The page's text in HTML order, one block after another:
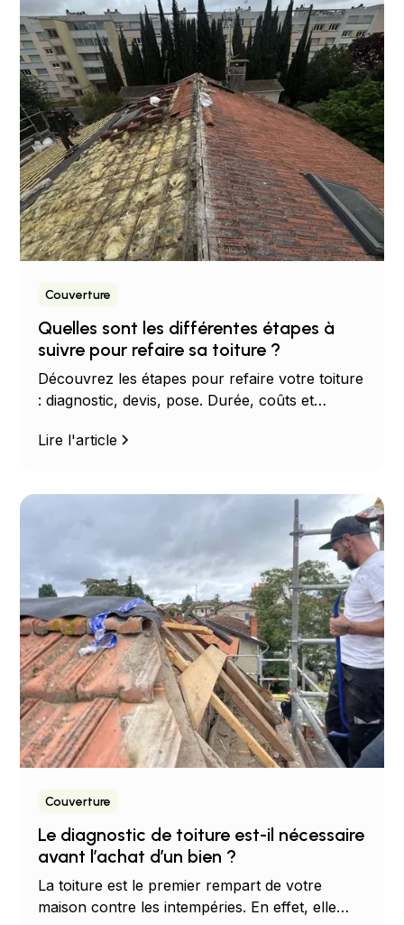
Couverture
Quelles sont les différentes étapes à
suivre pour refaire sa toiture ?
Découvrez les étapes pour refaire votre toiture
: diagnostic, devis, pose. Durée, coûts et
Lire l'article
Couverture
Le diagnostic de toiture est-il nécessaire
avant l’achat d’un bien ?
La toiture est le premier rempart de votre
maison contre les intempéries. En effet, elle